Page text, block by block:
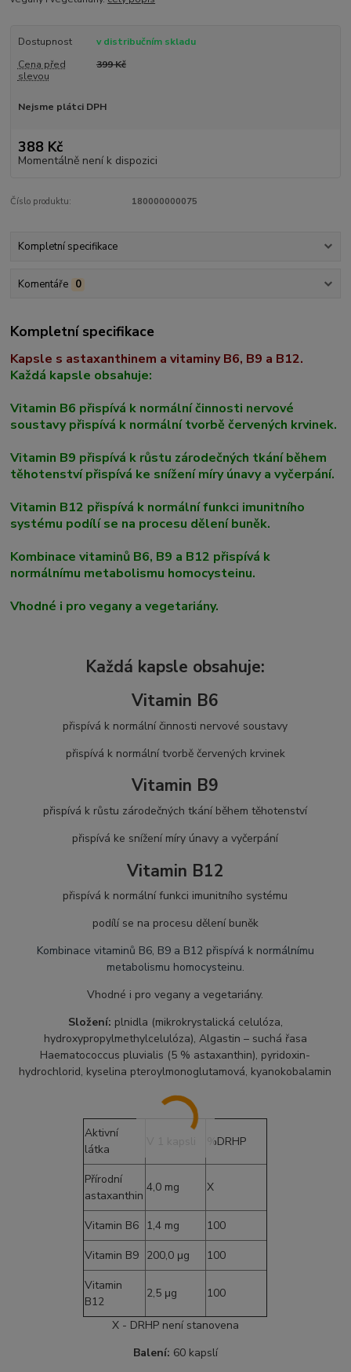
Dostupnost
v distribučním skladu
Cena před
slevou
399 Kč
Nejsme plátci DPH
388 Kč
Momentálně není k dispozici
Číslo produktu: 180000000075
Kompletní specifikace
Komentáře 0
Kompletní specifikace
Kapsle s astaxanthinem a vitaminy B6, B9 a B12.
Každá kapsle obsahuje:
Vitamin B6 přispívá k normální činnosti nervové
soustavy přispívá k normální tvorbě červených krvinek.
Vitamin B9 přispívá k růstu zárodečných tkání během
těhotenství přispívá ke snížení míry únavy a vyčerpání.
Vitamin B12 přispívá k normální funkci imunitního
systému podílí se na procesu dělení buněk.
Kombinace vitaminů B6, B9 a B12 přispívá k
normálnímu metabolismu homocysteinu.
Vhodné i pro vegany a vegetariány.
Každá kapsle obsahuje:
Vitamin B6
přispívá k normální činnosti nervové soustavy
přispívá k normální tvorbě červených krvinek
Vitamin B9
přispívá k růstu zárodečných tkání během těhotenství
přispívá ke snížení míry únavy a vyčerpání
Vitamin B12
přispívá k normální funkci imunitního systému
podílí se na procesu dělení buněk
Kombinace vitaminů B6, B9 a B12 přispívá k normálnímu
metabolismu homocysteinu.
Vhodné i pro vegany a vegetariány.
Složení: plnidla (mikrokrystalická celulóza,
hydroxypropylmethylcelulóza), Algastin – suchá řasa
Haematococcus pluvialis (5 % astaxanthin), pyridoxin-
hydrochlorid, kyselina pteroylmonoglutamová, kyanokobalamin
Aktivní
látka
%DRHP
Přírodní
astaxanthin
4,0 mg X
Vitamin B6 1,4 mg
100
Vitamin B9 200,0 μg
100
Vitamin
B12
2,5 μg 100
X - DRHP není stanovena
Balení: 60 kapslí